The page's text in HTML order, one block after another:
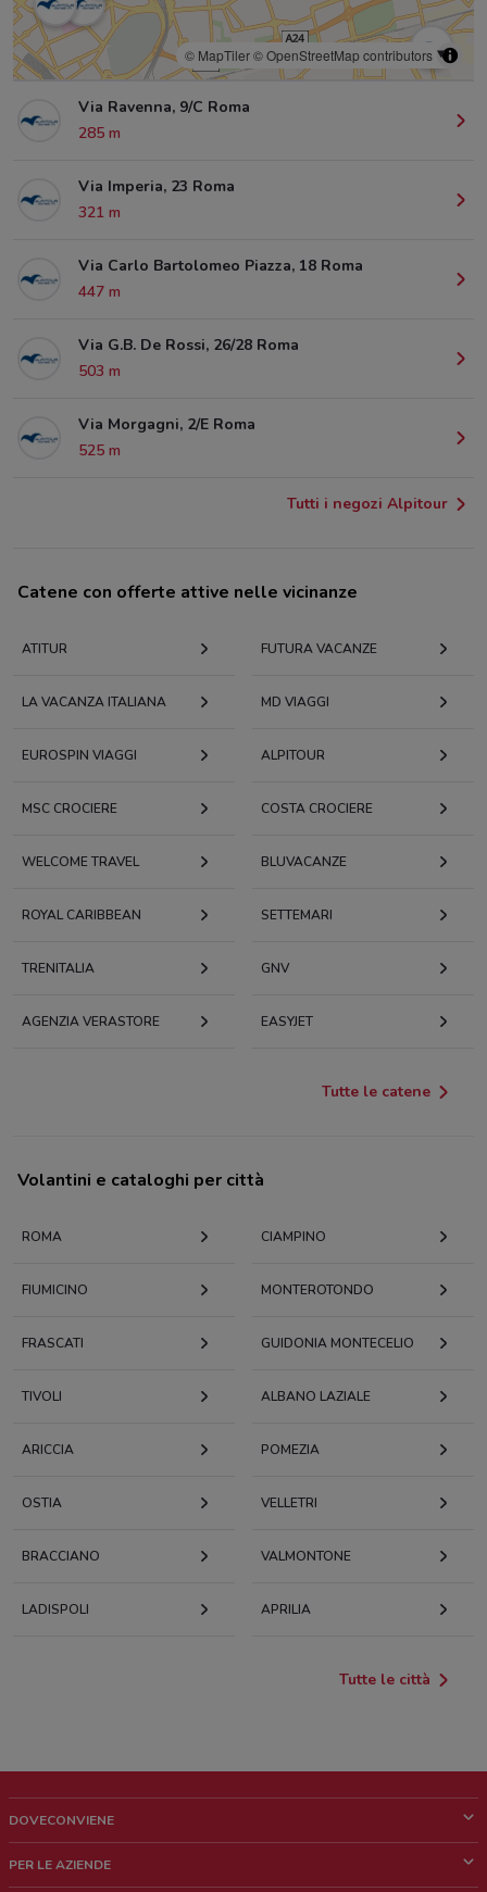
© MapTiler© OpenStreetMap contributors
Via Ravenna, 9/C Roma
285 m
Via Imperia, 23 Roma
321 m
Via Carlo Bartolomeo Piazza, 18 Roma
447 m
Via G.B. De Rossi, 26/28 Roma
503 m
Via Morgagni, 2/E Roma
525 m
Tutti i negozi Alpitour
Catene con offerte attive nelle vicinanze
ATITUR FUTURA VACANZE
LA VACANZA ITALIANA MD VIAGGI
EUROSPIN VIAGGI ALPITOUR
MSC CROCIERE COSTA CROCIERE
WELCOME TRAVEL BLUVACANZE
ROYAL CARIBBEAN SETTEMARI
TRENITALIA GNV
AGENZIA VERASTORE EASYJET
Tutte le catene
Volantini e cataloghi per città
ROMA CIAMPINO
FIUMICINO MONTEROTONDO
FRASCATI GUIDONIA MONTECELIO
TIVOLI ALBANO LAZIALE
ARICCIA POMEZIA
OSTIA VELLETRI
BRACCIANO VALMONTONE
LADISPOLI APRILIA
Tutte le città
DOVECONVIENE
PER LE AZIENDE